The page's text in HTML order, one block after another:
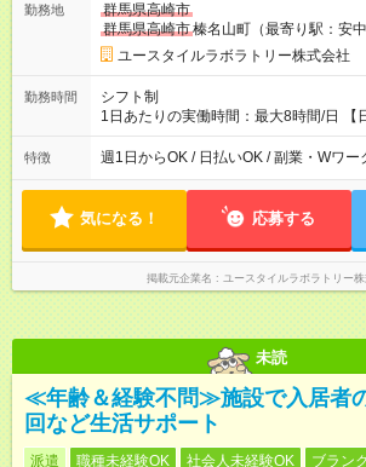
5,600円 【試用期間】試用期間あり 試用期間の長さ：2ヶ月
※ 雇用形態と給与に、本採用時と異なる
形態：本採用時と同じです。 給与：時給
勤務地
群馬県高崎市
群馬県高崎市榛名山町（最寄り駅：安中
ユースタイルラボラトリー株式会社
勤務時間
シフト制
1日あたりの実働時間：最大8時間/日 【
の間で8時間勤務（休憩時間は法定通り） ※週1日～OK ／
なし ＊＊ 勤務時間例 ＊＊ ■8時から17時 ■9時から18時 ■10
定（毎週同じ曜日勤務）
特徴 週1日からOK / 日払いOK / 副業・Wワー
気になる！ 応募する
掲載元企業名 ユースタイルラボラトリー株
未読
≪年齢＆経験不問≫施設で入居者
回など生活サポート
派遣 職種未経験OK 社会人未経験OK ブラン